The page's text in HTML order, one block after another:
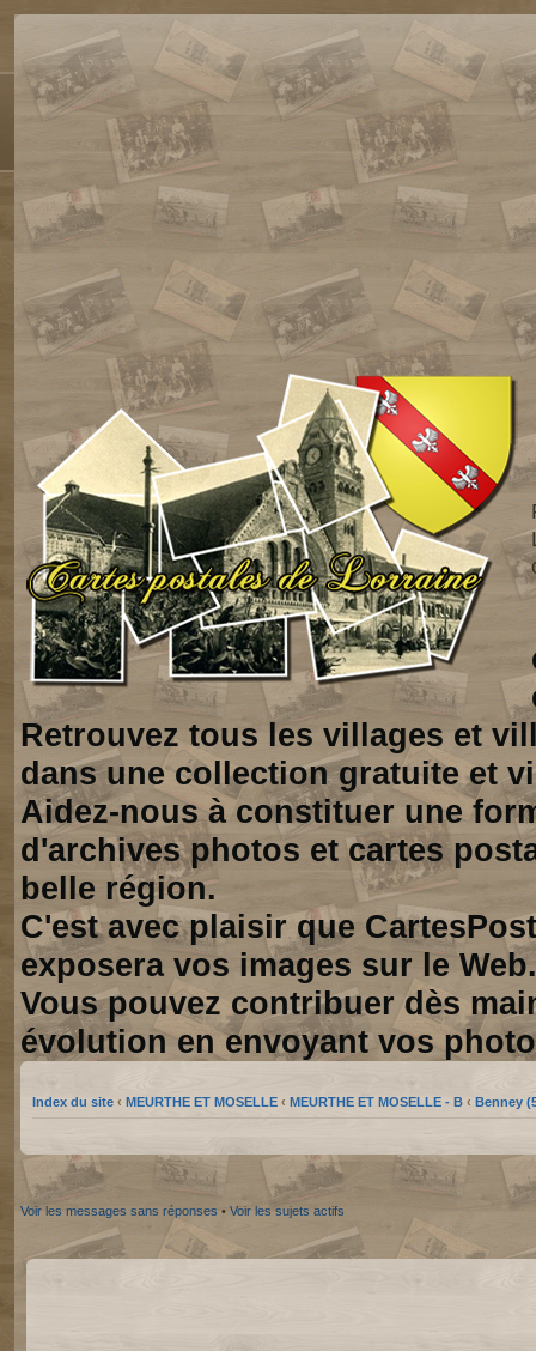
Retrouvez tous les villages et
dans une collection gratuite et
Aidez-nous à constituer une
d'archives photos et cartes
belle région.
C'est avec plaisir que
exposera vos images sur le Web.
Vous pouvez contribuer dès
évolution en envoyant vos
Index du site ‹ MEURTHE ET MOSELLE ‹ MEURTHE ET MOSELLE - B ‹ Benney
Voir les messages sans réponses • Voir les sujets actifs